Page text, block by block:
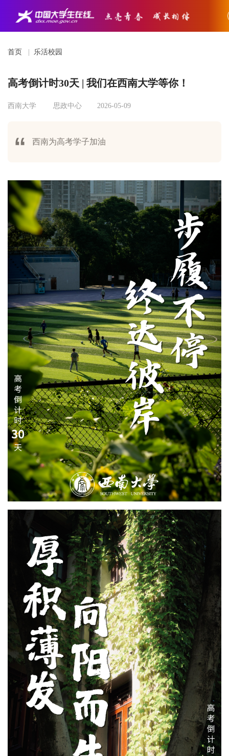
首页 乐活校园
高考倒计时30天 | 我们在西南大学等你！
西南大学 思政中心 2026-05-09
西南为高考学子加油